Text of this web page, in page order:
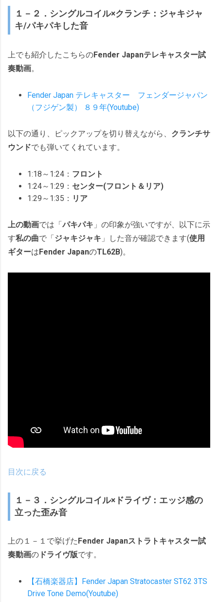
１－２．シングルコイル×クランチ：ジャキジャ
キ/パキパキした音
上でも紹介したこちらのFender Japanテレキャスター試
奏動画。
Fender Japan テレキャスター フェンダージャパン
（フジゲン製） ８９年(Youtube)
以下の通り、ピックアップを切り替えながら、 クランチサ
ウンドでも弾いてくれています。
1:18～1:24： フロント
1:24～1:29： センター(フロント＆リア)
1:29～1:35： リア
上の動画では「パキパキ 」の印象が強いですが、以下に示
す私の曲で「ジャキジャキ 」した音が確認できます(使用
ギターはFender JapanのTL62B)。
目次に戻る
１－３．シングルコイル×ドライヴ：エッジ感の
立った歪み音
上の１－１で挙げた Fender Japanストラトキャスター試
奏動画の ドライヴ版です。
【石橋楽器店】Fender Japan Stratocaster ST62 3TS
Drive Tone Demo(Youtube)